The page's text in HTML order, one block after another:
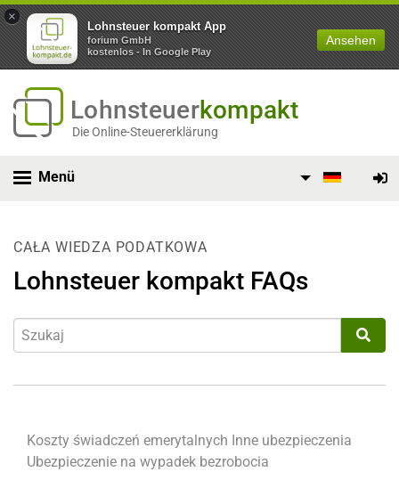
×
Lohnsteuer kompakt App
forium GmbH
kostenlos - In Google Play
Ansehen
Lohnsteuerkompakt
Die Online-Steuererklärung
Menü
CAŁA WIEDZA PODATKOWA
Lohnsteuer kompakt FAQs
Koszty świadczeń emerytalnych Inne ubezpieczenia
Ubezpieczenie na wypadek bezrobocia